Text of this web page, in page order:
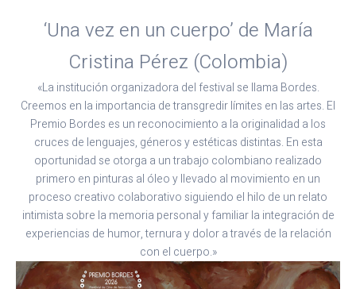
‘Una vez en un cuerpo’ de María
Cristina Pérez (Colombia)
«La institución organizadora del festival se llama Bordes.
Creemos en la importancia de transgredir límites en las artes. El
Premio Bordes es un reconocimiento a la originalidad a los
cruces de lenguajes, géneros y estéticas distintas. En esta
oportunidad se otorga a un trabajo colombiano realizado
primero en pinturas al óleo y llevado al movimiento en un
proceso creativo colaborativo siguiendo el hilo de un relato
intimista sobre la memoria personal y familiar la integración de
experiencias de humor, ternura y dolor a través de la relación
con el cuerpo.»